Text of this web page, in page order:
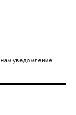
уведомление.